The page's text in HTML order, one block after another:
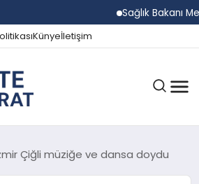
Sağlık Bakanı
Künyeİletişim
Çiğli müziğe ve dansa doydu